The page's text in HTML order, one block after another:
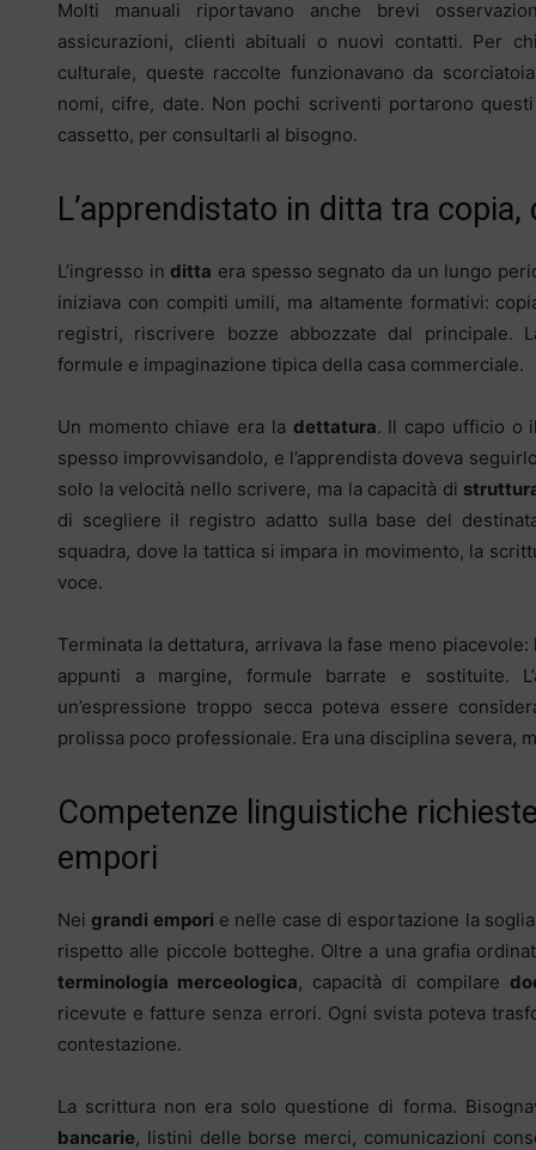
Molti manuali riportavano anche brevi
assicurazioni, clienti abituali o nuovi contatti. Per
culturale, queste raccolte funzionavano da
nomi, cifre, date. Non pochi scriventi portarono
cassetto, per consultarli al bisogno.
L’apprendistato in ditta tra
L’ingresso in ditta era spesso segnato da un lungo
iniziava con compiti umili, ma altamente formativi:
registri, riscrivere bozze abbozzate dal principale.
formule e impaginazione tipica della casa commerciale.
Un momento chiave era la dettatura. Il capo ufficio o
spesso improvvisandolo, e l’apprendista doveva
solo la velocità nello scrivere, ma la capacità di
di scegliere il registro adatto sulla base del
squadra, dove la tattica si impara in movimento, la
voce.
Terminata la dettatura, arrivava la fase meno
appunti a margine, formule barrate e sostituite.
un’espressione troppo secca poteva essere
prolissa poco professionale. Era una disciplina severa,
Competenze linguistiche
empori
Nei grandi empori e nelle case di esportazione la
rispetto alle piccole botteghe. Oltre a una grafia
terminologia merceologica, capacità di compilare
ricevute e fatture senza errori. Ogni svista poteva
contestazione.
La scrittura non era solo questione di forma.
bancarie, listini delle borse merci, comunicazioni